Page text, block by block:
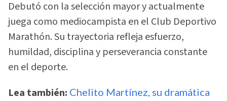
Debutó con la selección mayor y actualmente
juega como mediocampista en el Club Deportivo
Marathón. Su trayectoria refleja esfuerzo,
humildad, disciplina y perseverancia constante
en el deporte.
Lea también: Chelito Martínez, su dramática